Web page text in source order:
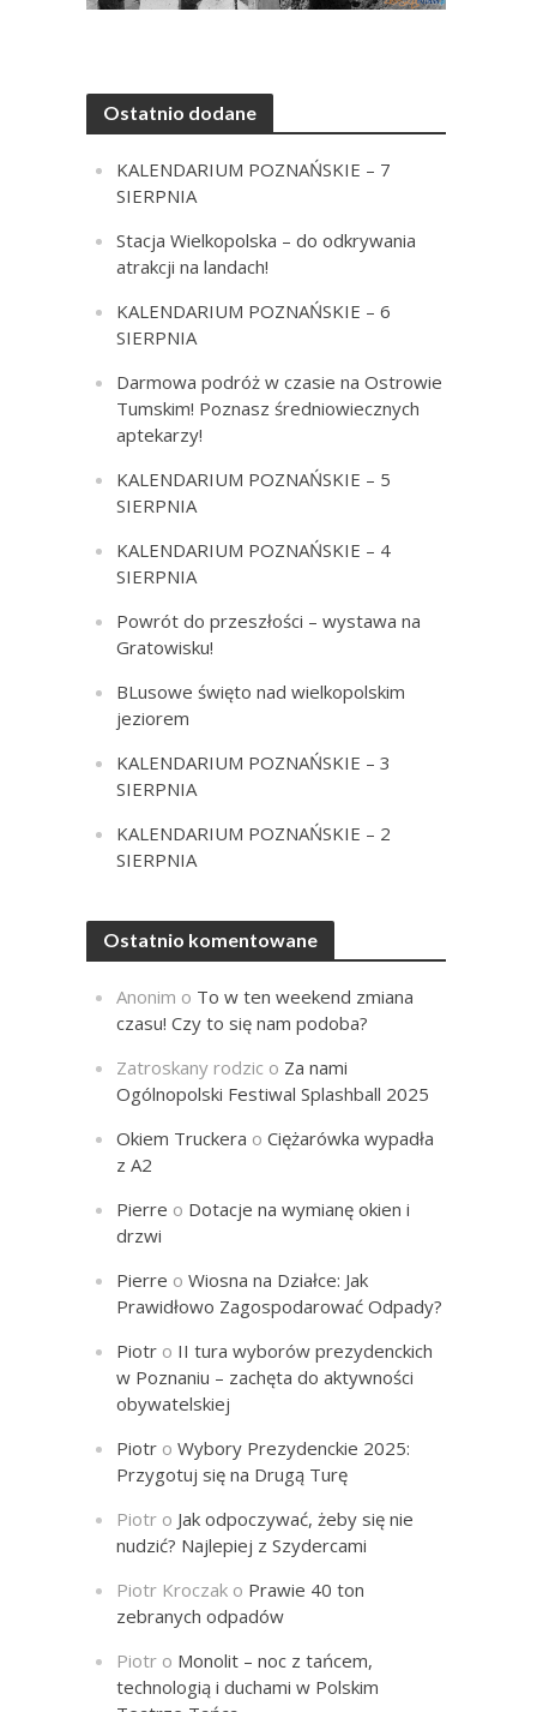
Ostatnio dodane
KALENDARIUM POZNAŃSKIE – 7
SIERPNIA
Stacja Wielkopolska – do odkrywania
atrakcji na landach!
KALENDARIUM POZNAŃSKIE – 6
SIERPNIA
Darmowa podróż w czasie na Ostrowie
Tumskim! Poznasz średniowiecznych
aptekarzy!
KALENDARIUM POZNAŃSKIE – 5
SIERPNIA
KALENDARIUM POZNAŃSKIE – 4
SIERPNIA
Powrót do przeszłości – wystawa na
Gratowisku!
BLusowe święto nad wielkopolskim
jeziorem
KALENDARIUM POZNAŃSKIE – 3
SIERPNIA
KALENDARIUM POZNAŃSKIE – 2
SIERPNIA
Ostatnio komentowane
Anonim o To w ten weekend zmiana
czasu! Czy to się nam podoba?
Zatroskany rodzic o Za nami
Ogólnopolski Festiwal Splashball 2025
Okiem Truckera oCiężarówka wypadła
z A2
Pierre o Dotacje na wymianę okien i
drzwi
Pierre oWiosna na Działce: Jak
Prawidłowo Zagospodarować Odpady?
Piotr o II tura wyborów prezydenckich
w Poznaniu – zachęta do aktywności
obywatelskiej
Piotr oWybory Prezydenckie 2025:
Przygotuj się na Drugą Turę
Piotr o Jak odpoczywać, żeby się nie
nudzić? Najlepiej z Szydercami
Piotr Kroczak o Prawie 40 ton
zebranych odpadów
Piotr o Monolit – noc z tańcem,
technologią i duchami w Polskim